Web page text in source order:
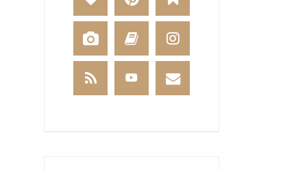
BEESTENBOEL
BOEKEN
BREIEN
BRUSHO